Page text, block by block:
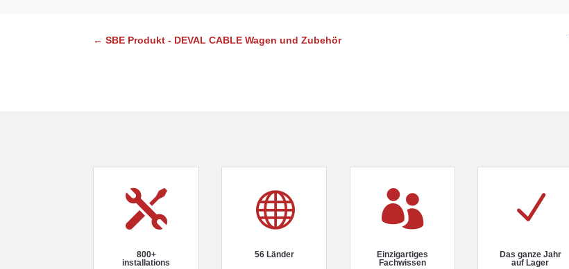
←SBE Produkt - DEVAL CABLE Wagen und Zubehör

800+
installations

56 Länder

Einzigartiges
Fachwissen
N
Das ganze Jahr
auf Lager